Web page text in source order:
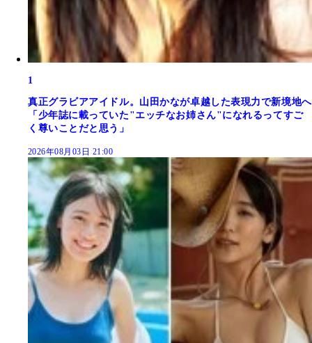
1
真正グラビアアイドル。山田かなが卓越した表現力で新境地へ
「少年誌に載っていた"エッチなお姉さん"になれるってすご
く尊いことだと思う」
2026年08月03日 21:00